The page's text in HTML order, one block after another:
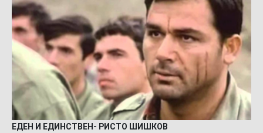
ЕДЕН И ЕДИНСТВЕН- РИСТО ШИШКОВ